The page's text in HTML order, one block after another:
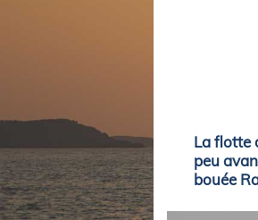
La flotte
peu
bouée